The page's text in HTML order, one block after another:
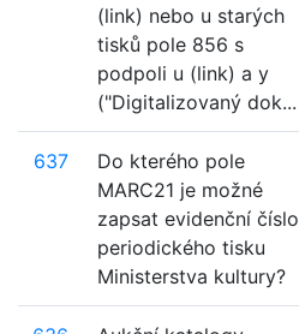
(link) nebo u starých
tisků pole 856 s
podpoli u (link) a y
("Digitalizovaný dok...
637
Do kterého pole
MARC21 je možné
zapsat evidenční číslo
periodického tisku
Ministerstva kultury?